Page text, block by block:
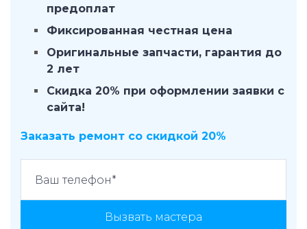
предоплат
Фиксированная честная цена
Оригинальные запчасти, гарантия до
2 лет
Скидка 20% при оформлении заявки с
сайта!
Заказать ремонт со скидкой 20%
Вызвать мастера